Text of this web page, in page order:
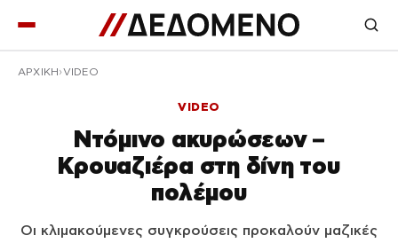
ΑΡΧΙΚΉ VIDEO
VIDEO
Ντόμινο ακυρώσεων –
Κρουαζιέρα στη δίνη του
πολέμου
Οι κλιμακούμενες συγκρούσεις προκαλούν μαζικές